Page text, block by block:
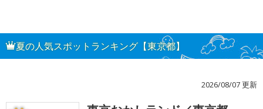
夏の人気スポットランキング【東京都】
2026/08/07 更新